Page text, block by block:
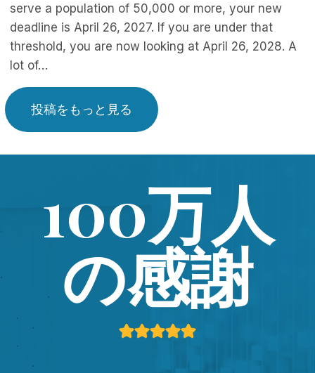
serve a population of 50,000 or more, your new
deadline is April 26, 2027. If you are under that
threshold, you are now looking at April 26, 2028. A
lot of…
投稿をもっと見る
100万人
の感謝